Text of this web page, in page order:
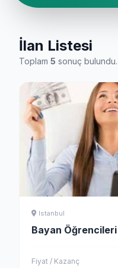
İlan Listesi
Toplam 5 sonuç bulundu.
Istanbul
Bayan
Fiyat / Kazanç